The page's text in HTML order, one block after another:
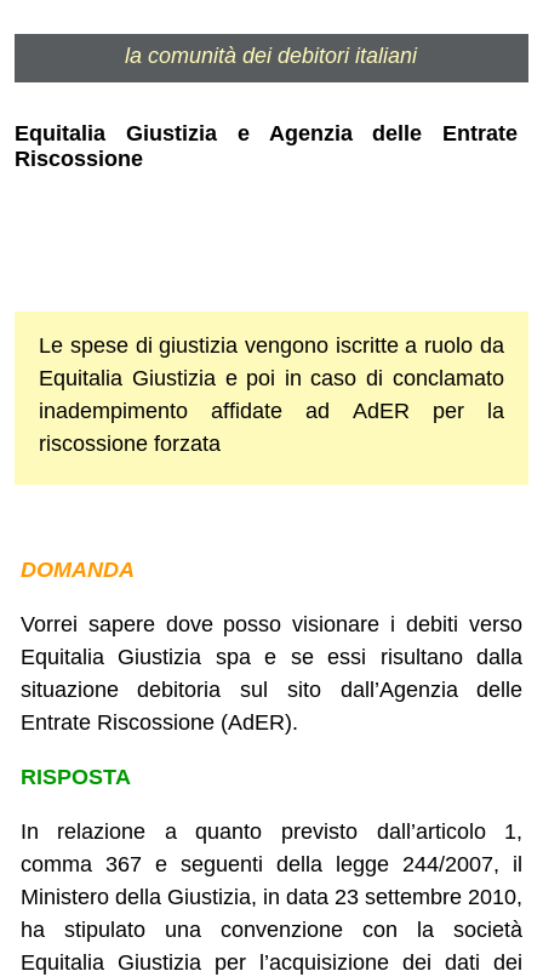
la comunità dei debitori italiani
Equitalia Giustizia e Agenzia delle Entrate
Riscossione
Le spese di giustizia vengono iscritte a ruolo da
Equitalia Giustizia e poi in caso di conclamato
inadempimento affidate ad AdER per la
riscossione forzata
DOMANDA
Vorrei sapere dove posso visionare i debiti verso
Equitalia Giustizia spa e se essi risultano dalla
situazione debitoria sul sito dall’Agenzia delle
Entrate Riscossione (AdER).
RISPOSTA
In relazione a quanto previsto dall’articolo 1,
comma 367 e seguenti della legge 244/2007, il
Ministero della Giustizia, in data 23 settembre 2010,
ha stipulato una convenzione con la società
Equitalia Giustizia per l’acquisizione dei dati dei